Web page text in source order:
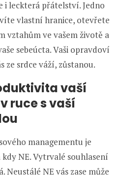
leckterá přátelství. Jedno
vlastní hranice, otevřete
vztahům ve vašem životě a
sebeúcta. Vaši opravdoví
ze srdce váží, zůstanou.
vaší
ruce s vaší
managementu je
NE. Vytrvalé souhlasení
Neustálé NE vás zase může